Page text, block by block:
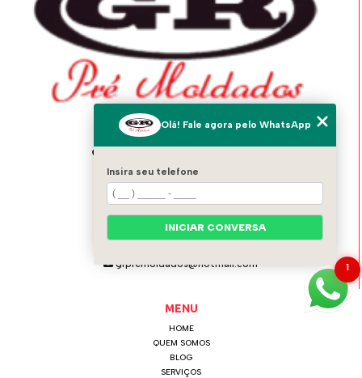
ENDEREÇO
Itaquaquecetuba - SP - 08574-020
(11) 4642-0021
grpremoldados@hotmail.com
MENU
HOME
QUEM SOMOS
BLOG
SERVIÇOS
1
Olá! Fale agora pelo WhatsApp
Insira seu telefone
INICIAR CONVERSA